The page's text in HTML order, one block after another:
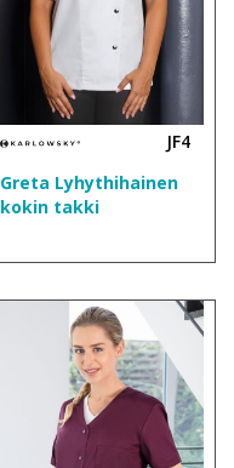
JF4
Greta Lyhythihainen
kokin takki